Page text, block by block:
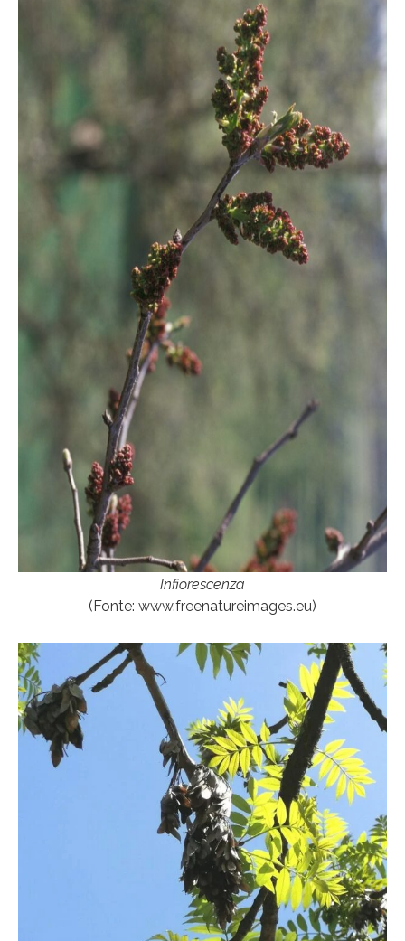
Infiorescenza
(Fonte: www.freenatureimages.eu)